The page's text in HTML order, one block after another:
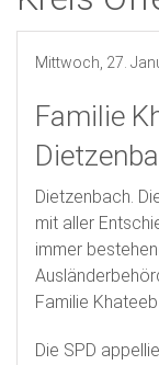
Mittwoch, 27.
Familie
Dietzenbach.
mit aller
immer
Familie
Die SPD